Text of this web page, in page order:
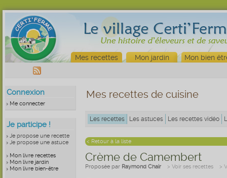
Mes recettes Mon jardin Mon bien
Connexion
Me connecter
Je participe !
Je propose une recette
Je propose une astuce
Mon livre recettes
Mon livre jardin
Mon livre bien-être
Mes recettes de cuisine
Les recettes Les astuces Les recettes vidéo
< Retour à la liste
Crème de Camembert
Proposée par Raymond Chair > Voir ses recettes >